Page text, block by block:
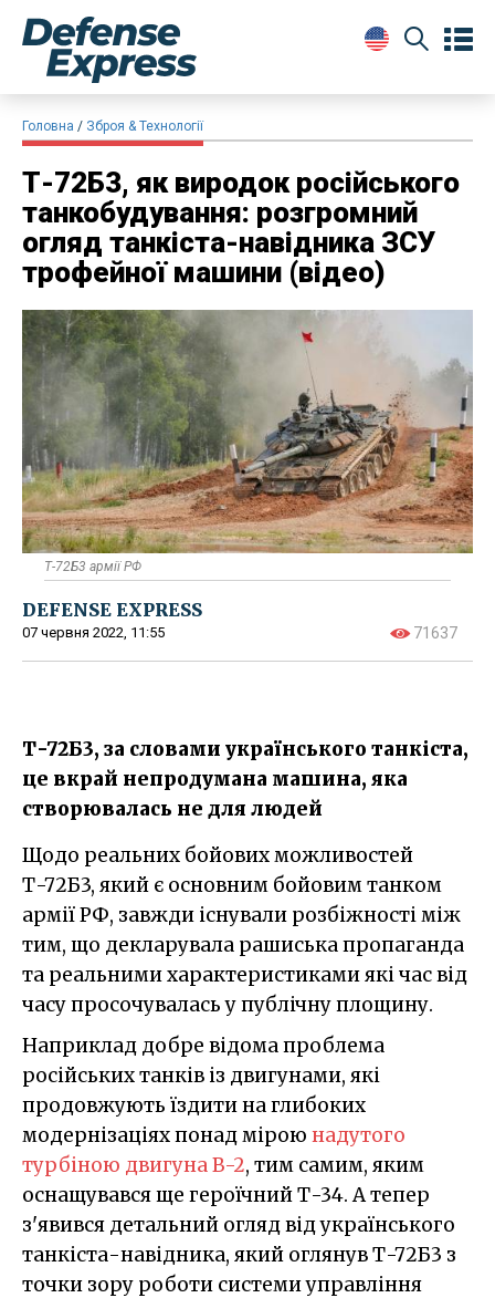
Головна Зброя & Технології
Т-72Б3, як виродок російського
танкобудування: розгромний
огляд танкіста-навідника ЗСУ
трофейної машини (відео)
Т-72Б3 армії РФ
DEFENSE EXPRESS
07 червня 2022, 11:55 71637
Т-72Б3, за словами українського танкіста,
це вкрай непродумана машина, яка
створювалась не для людей
Щодо реальних бойових можливостей
Т-72Б3, який є основним бойовим танком
армії РФ, завжди існували розбіжності між
тим, що декларувала рашиська пропаганда
та реальними характеристиками які час від
часу просочувалась у публічну площину.
Наприклад добре відома проблема
російських танків із двигунами, які
продовжують їздити на глибоких
модернізаціях понад мірою надутого
турбіною двигуна В-2, тим самим, яким
оснащувався ще героїчний Т-34. А тепер
з'явився детальний огляд від українського
танкіста-навідника, який оглянув Т-72Б3 з
точки зору роботи системи управління